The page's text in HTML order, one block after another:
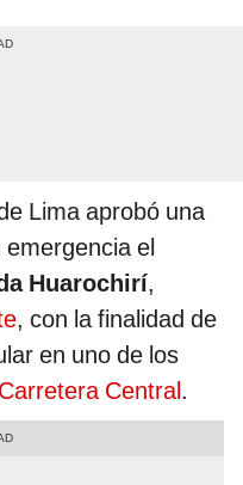
Lima aprobó una
el
Huarochirí,
, con la finalidad de
en uno de los
Carretera Central.